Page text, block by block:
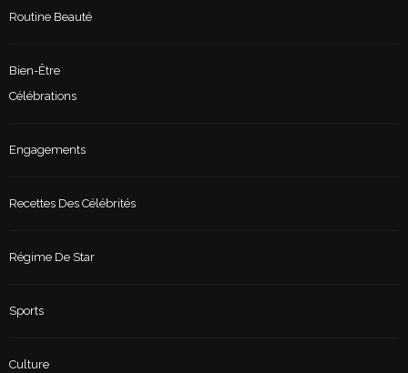
Routine Beauté
Bien-Être
Célébrations
Engagements
Recettes Des Célébrités
Régime De Star
Sports
Culture